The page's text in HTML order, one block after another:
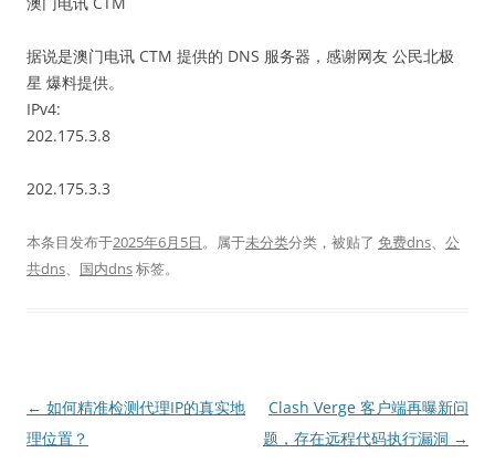
据说是澳门电讯 CTM 提供的 DNS 服务器，感谢网友 公民北极
星 爆料提供。
IPv4:
202.175.3.8
202.175.3.3
本条目发布于2025年6月5日。属于未分类分类，被贴了 免费dns、 公
共dns、 国内dns标签。
文
章
← 如何精准检测代理IP的真实地
理位置？
Clash Verge 客户端再曝新问
题，存在远程代码执行漏洞 →